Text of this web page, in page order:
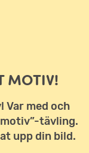
MOTIV!
Var med och
tävling.
upp din bild.